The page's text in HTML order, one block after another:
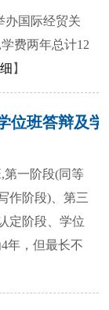
办国际经贸关
费两年总计12
】
位班答辩及学
第一阶段(同等
作阶段)、第三
定阶段、学位
年，但最长不